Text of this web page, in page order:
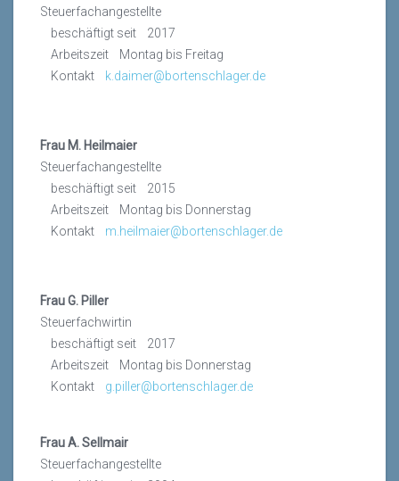
Steuerfachangestellte
beschäftigt seit 2017
Arbeitszeit Montag bis Freitag
Kontakt k.daimer@bortenschlager.de
Frau M. Heilmaier
Steuerfachangestellte
beschäftigt seit 2015
Arbeitszeit Montag bis Donnerstag
Kontakt m.heilmaier@bortenschlager.de
Frau G. Piller
Steuerfachwirtin
beschäftigt seit 2017
Arbeitszeit Montag bis Donnerstag
Kontakt g.piller@bortenschlager.de
Frau A. Sellmair
Steuerfachangestellte